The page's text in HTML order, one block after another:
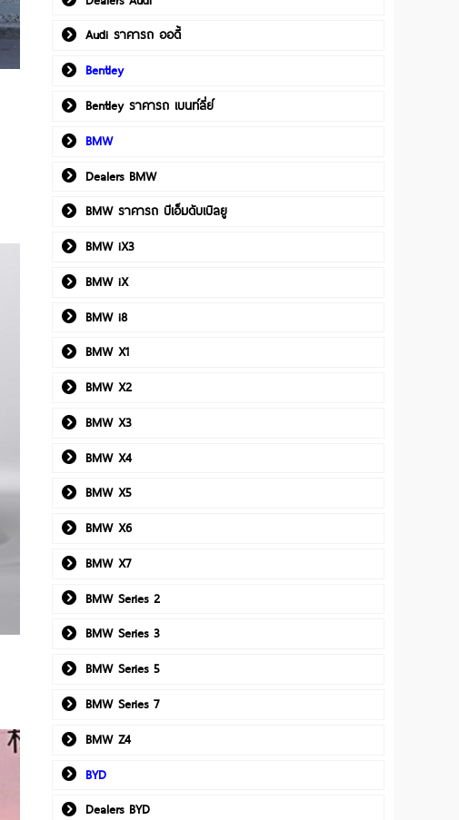
Audi ราคารถ ออดี้
Bentley
Bentley ราคารถ เบนท์ลี่ย์
BMW
Dealers BMW
BMW ราคารถ บีเอ็มดับเบิลยู
BMW iX3
BMW iX
BMW i8
BMW X1
BMW X2
BMW X3
BMW X4
BMW X5
BMW X6
BMW X7
BMW Series 2
BMW Series 3
BMW Series 5
BMW Series 7
BMW Z4
BYD
Dealers BYD